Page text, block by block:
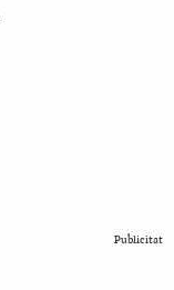
Publicitat